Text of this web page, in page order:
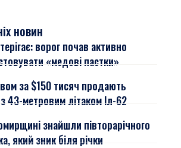
новин
ворог почав активно
«медові пастки»
за $150 тисяч продають
43-метровим літаком Іл-62
знайшли півторарічного
який зник біля річки